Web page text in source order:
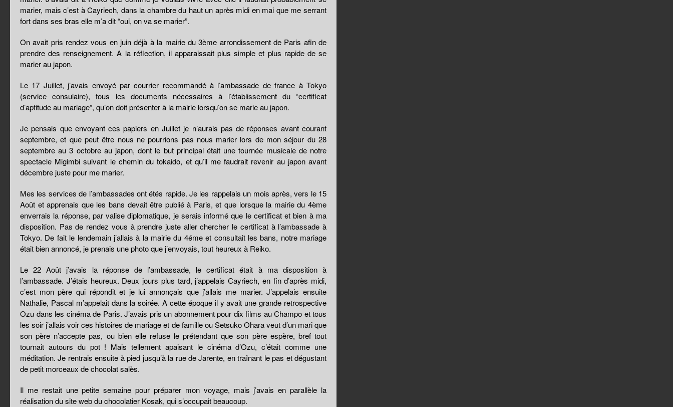
marier, mais c’est à Cayriech, dans la chambre du haut un après midi en mai que me serrant
fort dans ses bras elle m’a dit “oui, on va se marier”.
On avait pris rendez vous en juin déjà à la mairie du 3ème arrondissement de Paris afin de
prendre des renseignement. A la réflection, il apparaissait plus simple et plus rapide de se
marier au japon.
Le 17 Juillet, j’avais envoyé par courrier recommandé à l’ambassade de france à Tokyo
(service consulaire), tous les documents nécessaires à l’établissement du “certificat
d’aptitude au mariage”, qu’on doit présenter à la mairie lorsqu’on se marie au japon.
Je pensais que envoyant ces papiers en Juillet je n’aurais pas de réponses avant courant
septembre, et que peut être nous ne pourrions pas nous marier lors de mon séjour du 28
septembre au 3 octobre au japon, dont le but principal était une tournée musicale de notre
spectacle Migimbi suivant le chemin du tokaido, et qu’il me faudrait revenir au japon avant
décembre juste pour me marier.
Mes les services de l’ambassades ont étés rapide. Je les rappelais un mois après, vers le 15
Août et apprenais que les bans devait être publié à Paris, et que lorsque la mairie du 4ème
enverrais la réponse, par valise diplomatique, je serais informé que le certificat et bien à ma
disposition. Pas de rendez vous à prendre juste aller chercher le certificat à l’ambassade à
Tokyo. De fait le lendemain j’allais à la mairie du 4éme et consultait les bans, notre mariage
était bien annoncé, je prenais une photo que j’envoyais, tout heureux à Reiko.
Le 22 Août j’avais la réponse de l’ambassade, le certificat était à ma disposition à
l’ambassade. J’étais heureux. Deux jours plus tard, j’appelais Cayriech, en fin d’après midi,
c’est mon père qui répondit et je lui annonçais que j’allais me marier. J’appelais ensuite
Nathalie, Pascal m’appelait dans la soirée. A cette époque il y avait une grande retrospective
Ozu dans les cinéma de Paris. J’avais pris un abonnement pour dix films au Champo et tous
les soir j’allais voir ces histoires de mariage et de famille ou Setsuko Ohara veut d’un mari que
son père n’accepte pas, ou bien elle refuse le prétendant que son père espère, bref tout
tournait autours du pot ! Mais tellement apaisant le cinéma d’Ozu, c’était comme une
méditation. Je rentrais ensuite à pied jusqu’à la rue de Jarente, en traînant le pas et dégustant
de petit morceaux de chocolat salès.
Il me restait une petite semaine pour préparer mon voyage, mais j’avais en parallèle la
réalisation du site web du chocolatier Kosak, qui s’occupait beaucoup.